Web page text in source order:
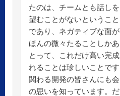
たのは、チームとも話し
望むことがないというこ
であり、ネガティブな面
ほんの微々たることしか
とって、これだけ高い完
れることは珍しいことで
関わる開発の皆さんにも
の思いを知っています。